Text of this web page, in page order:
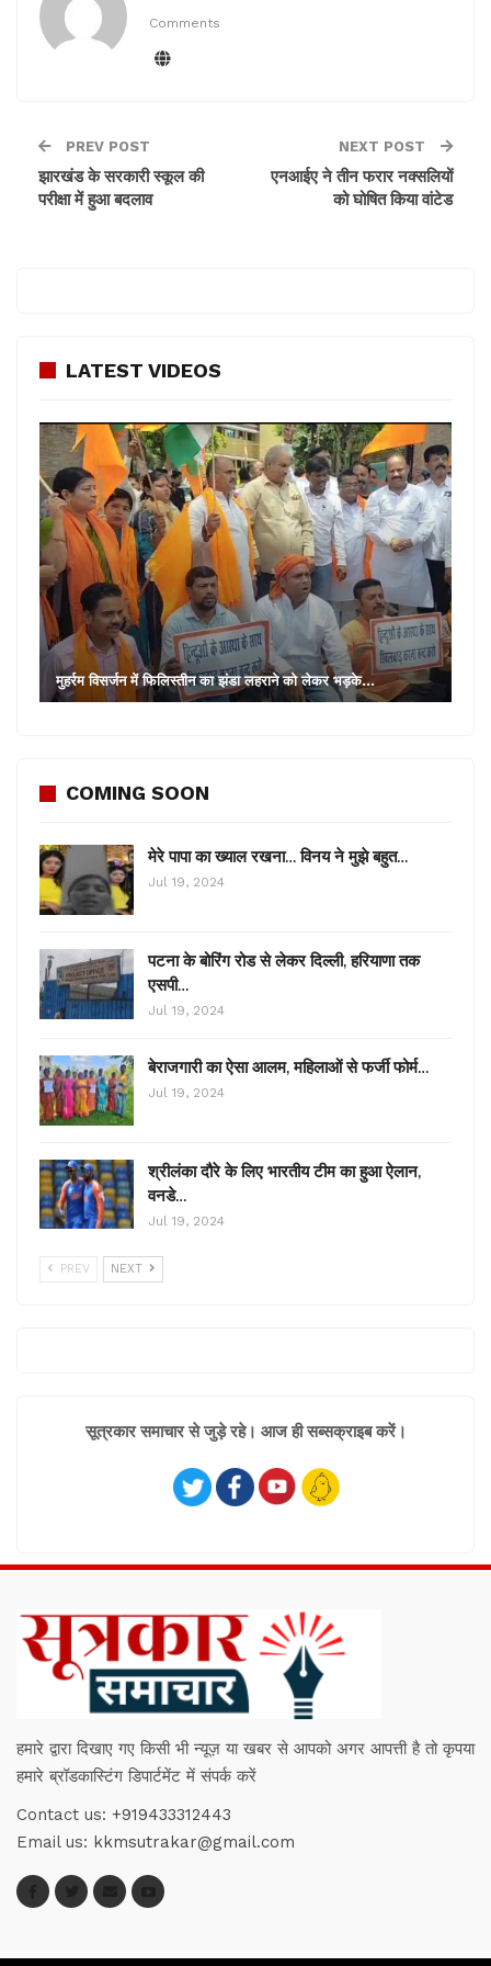
आशंका है कि मुठभेड़ के बाद फरार हुए उग्रवादी आस-पास के गांव
में ही छुपे हुए हैं, जिसके बाद उस इलाके में सघ्नन अभियान चलाया
दबोचा जा सके।
दरअसल 1 सप्ताह के भीतर टीपीसी उग्रवादियों के एक दस्ते ने
रांची के कांके और पिठोरिया स्थित दो स्टोन माइंस पर हमला कर
यह भी पढ़ें –झारखंड के सरकारी स्कूल की परीक्षा में हुआ बदलाव
Comments
PREV POST
झारखंड के सरकारी स्कूल की
परीक्षा में हुआ बदलाव
NEXT POST
एनआईए ने तीन फरार नक्सलियों
को घोषित किया वांटेड
LATEST VIDEOS
मुहर्रम विसर्जन में फिलिस्तीन का झंडा लहराने को लेकर भड़के…
COMING SOON
मेरे पापा का ख्याल रखना… विनय ने मुझे बहुत…
Jul 19, 2024
पटना के बोरिंग रोड से लेकर दिल्ली, हरियाणा तक
एसपी…
Jul 19, 2024
बेराजगारी का ऐसा आलम, महिलाओं से फर्जी फोर्म…
Jul 19, 2024
श्रीलंका दौरे के लिए भारतीय टीम का हुआ ऐलान,
वनडे…
Jul 19, 2024
PREV NEXT
सूत्रकार समाचार से जुड़े रहे। आज ही सब्सक्राइब करें।
हमारे द्वारा दिखाए गए किसी भी न्यूज़ या खबर से आपको अगर आपत्ती है तो कृपया
हमारे ब्रॉडकास्टिंग डिपार्टमेंट में संपर्क करें
Contact us: +919433312443
Email us: kkmsutrakar@gmail.com